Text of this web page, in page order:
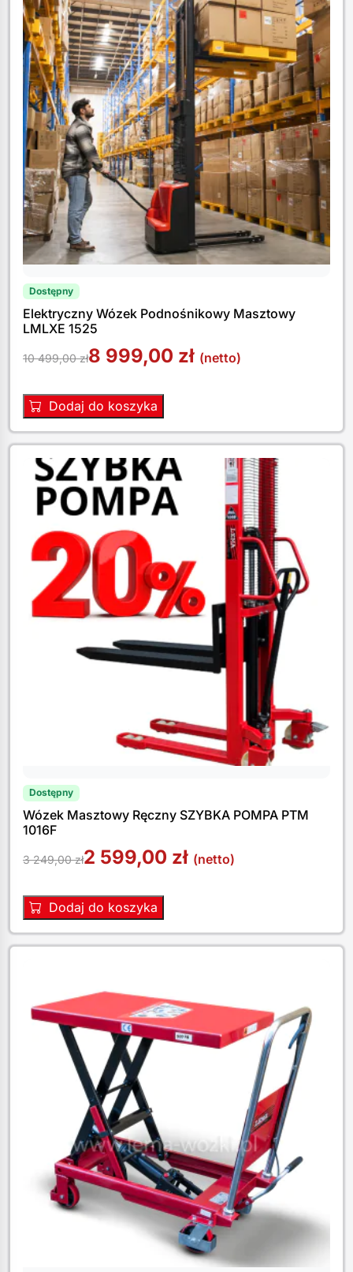
Dostępny
Elektryczny Wózek Podnośnikowy Masztowy
LMLXE 1525
10 499,00zł8 999,00 zł (netto)
Dodaj do koszyka
Dostępny
Wózek Masztowy Ręczny SZYBKA POMPA PTM
1016F
3 249,00zł2 599,00 zł (netto)
Dodaj do koszyka